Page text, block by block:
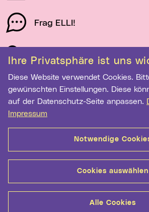
Ihre Privatsphäre ist uns
Diese Website verwendet Cookies. Bitte wählen Sie Ihre
gewünschten Einstellungen. Diese
auf der Datenschutz-Seite anpassen.
Impressum
Notwendige
Cookies auswählen
Alle Cookies
Frag ELLI!
Schau auf Linz
Newsletter-Anmeldung
E-Mail-Adresse eingeben
Anmelden